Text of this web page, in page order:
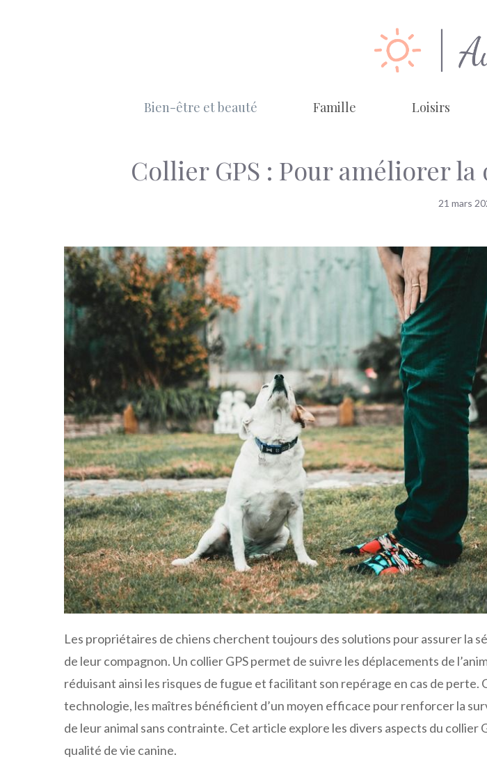
Bien-être et beauté Famille Loisirs
Collier GPS : Pour améliorer
21 mars
Les propriétaires de chiens cherchent toujours des solutions pour assurer la
de leur compagnon. Un collier GPS permet de suivre les déplacements de
réduisant ainsi les risques de fugue et facilitant son repérage en cas de perte.
technologie, les maîtres bénéficient d’un moyen efficace pour renforcer la
de leur animal sans contrainte. Cet article explore les divers aspects du collier
qualité de vie canine.